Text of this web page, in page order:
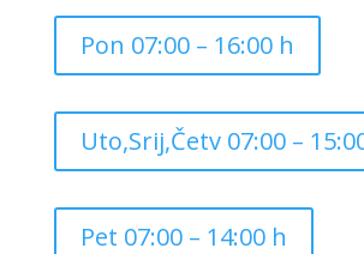
Pon 07:00 – 16:00 h
Uto,Srij,Četv 07:00 –
Pet 07:00 – 14:00 h